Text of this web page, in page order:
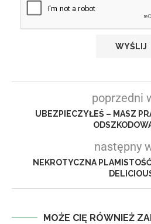
poprzedni
UBEZPIECZYŁEŚ – MASZ
następny
NEKROTYCZNA
MOŻE CIĘ RÓWNIEŻ